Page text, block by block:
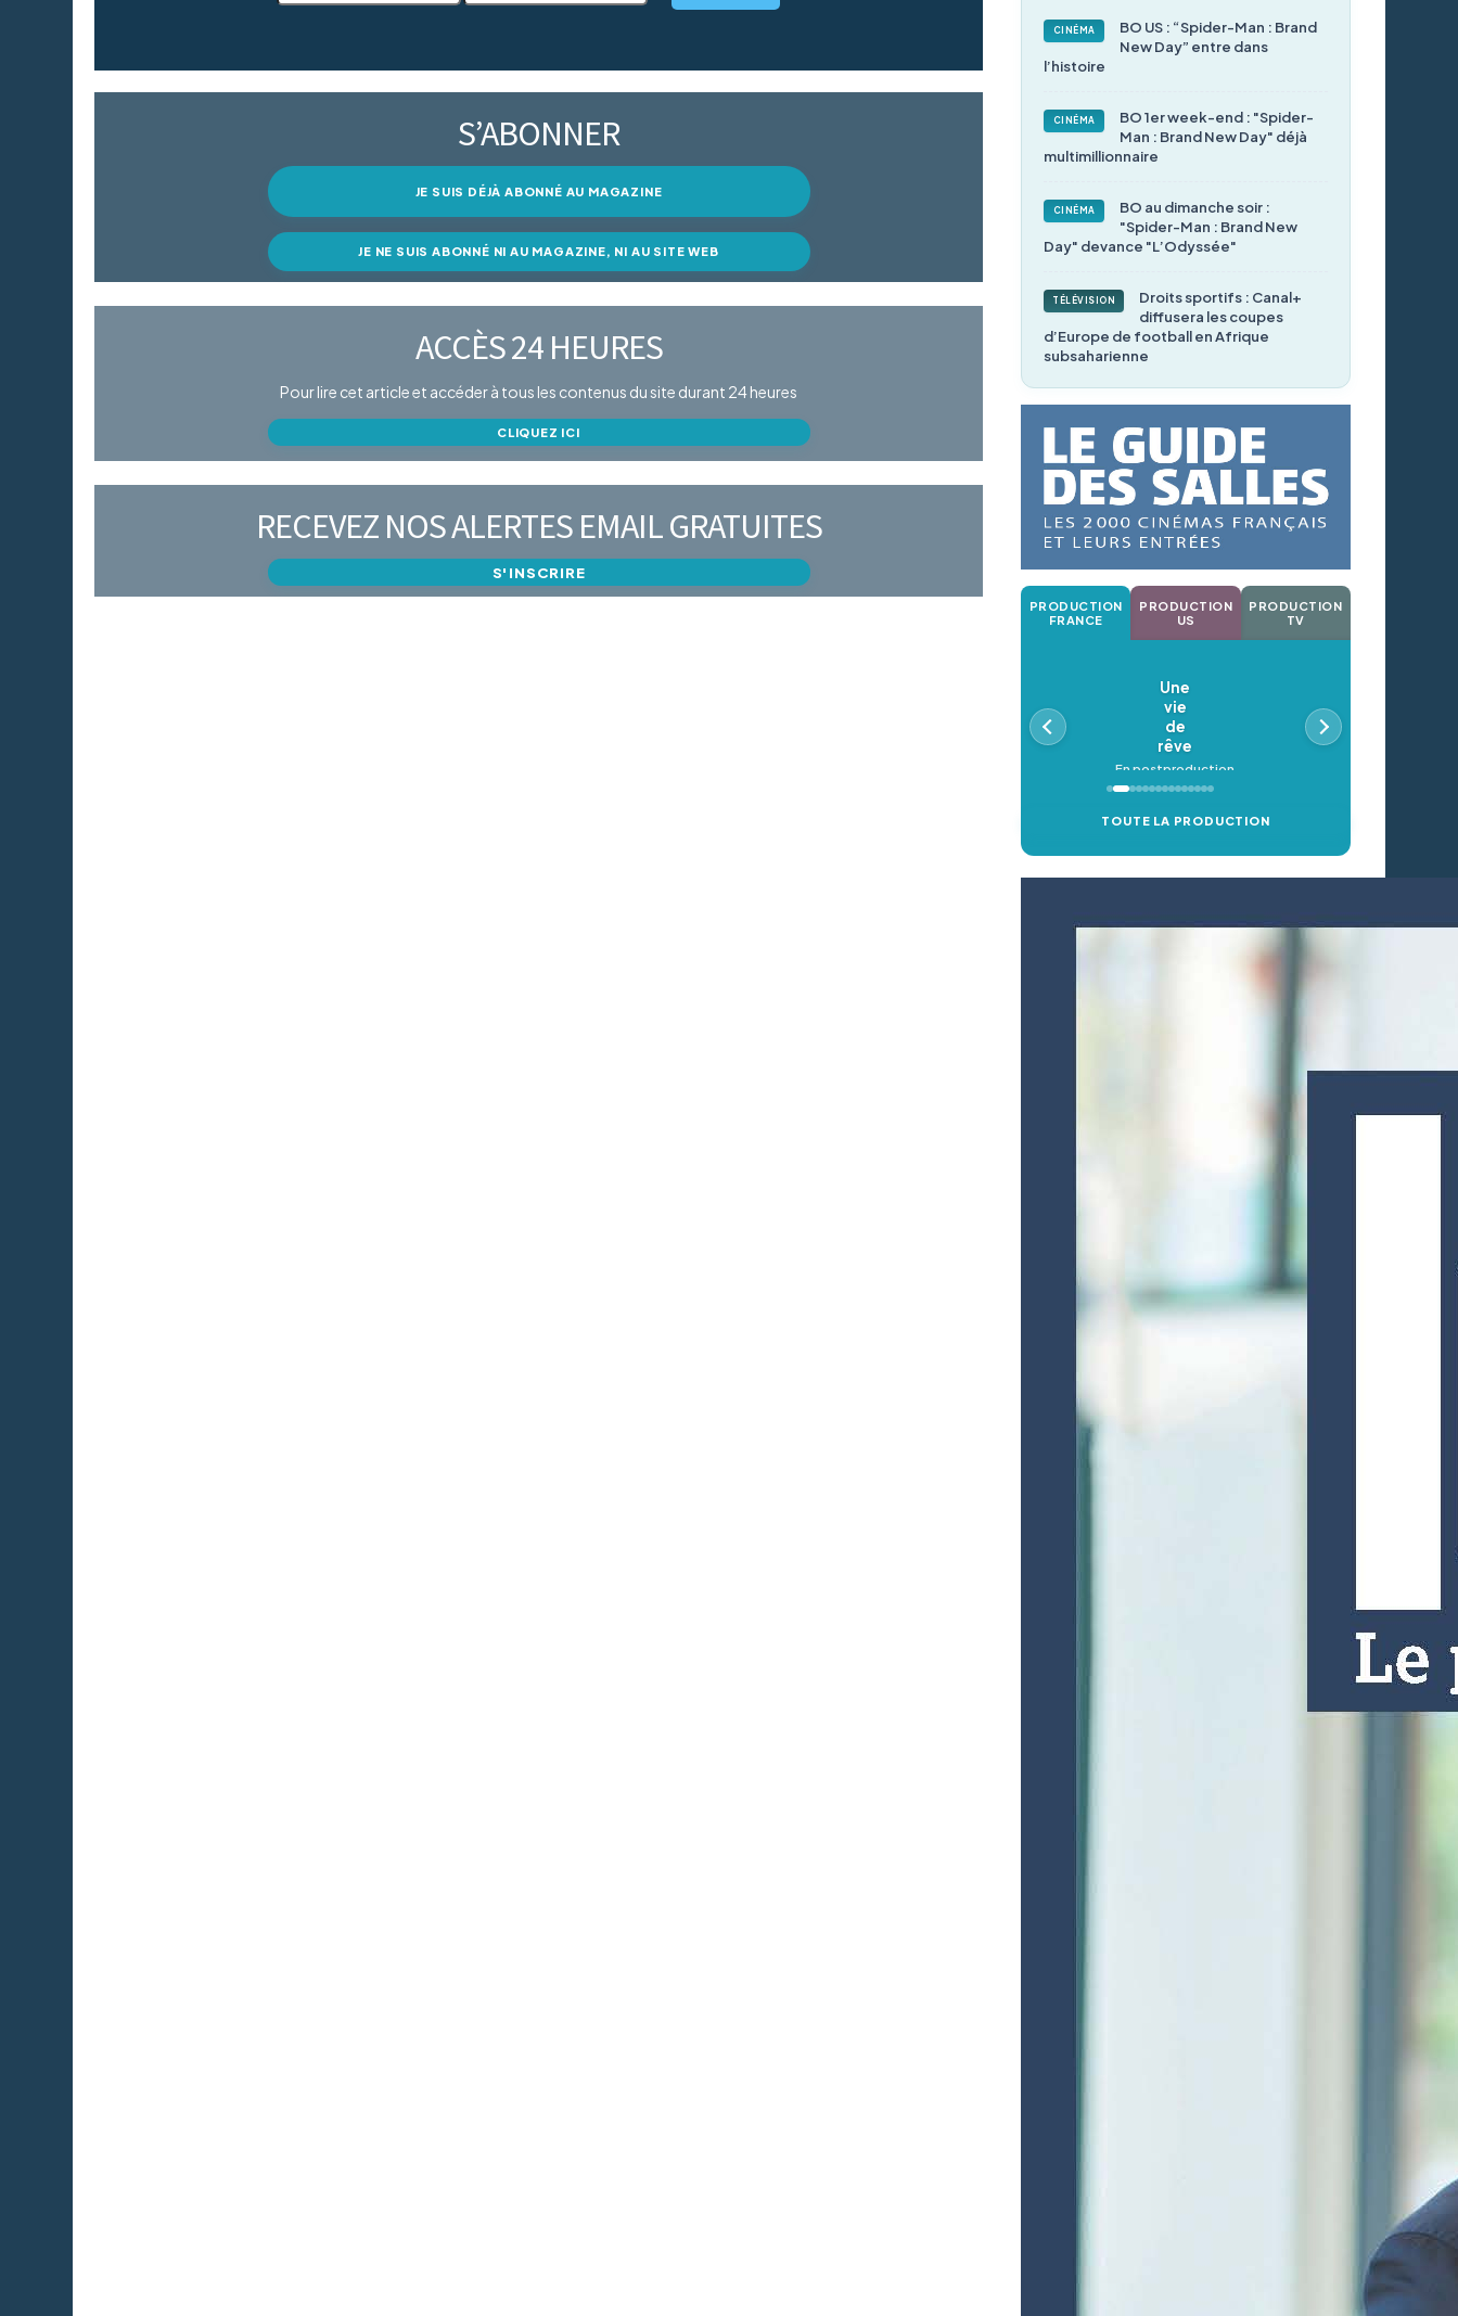
S’ABONNER
JE SUIS DÉJÀ ABONNÉ AU MAGAZINE
JE NE SUIS ABONNÉ NI AU MAGAZINE, NI AU SITE WEB
ACCÈS 24 HEURES
Pour lire cet article et accéder à tous les contenus du site durant 24 heures
CLIQUEZ ICI
RECEVEZ NOS ALERTES EMAIL GRATUITES
S'INSCRIRE
CINÉMA
BO US : “Spider-Man : Brand
New Day” entre dans
l’histoire
CINÉMA
BO 1er week-end : "Spider-
Man : Brand New Day" déjà
multimillionnaire
CINÉMA
BO au dimanche soir :
"Spider-Man : Brand New
Day" devance "L’Odyssée"
TÉLÉVISION
Droits sportifs : Canal+
diffusera les coupes
d’Europe de football en Afrique
subsaharienne
PRODUCTION
FRANCE
PRODUCTION
US
PRODUCTION
TV
Une
vie
de
rêve
En postproduction
TOUTE LA PRODUCTION